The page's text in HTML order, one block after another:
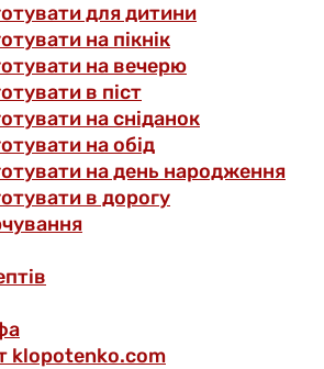
для дитини
на пікнік
на вечерю
в піст
на сніданок
на обід
на день народження
в дорогу
klopotenko.com